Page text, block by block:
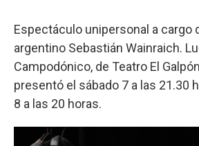
Espectáculo unipersonal a cargo
argentino Sebastián Wainraich.
Campodónico, de Teatro El
presentó el sábado 7 a las 21.30
8 a las 20 horas.